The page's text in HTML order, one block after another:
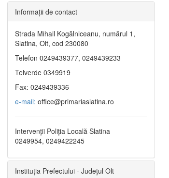
Informaţii de contact
Strada Mihail Kogălniceanu, numărul 1,
Slatina, Olt, cod 230080
Telefon 0249439377, 0249439233
Telverde 0349919
Fax: 0249439336
e-mail: office@primariaslatina.ro
Intervenții Poliția Locală Slatina
0249954, 0249422245
Instituția Prefectului - Județul Olt